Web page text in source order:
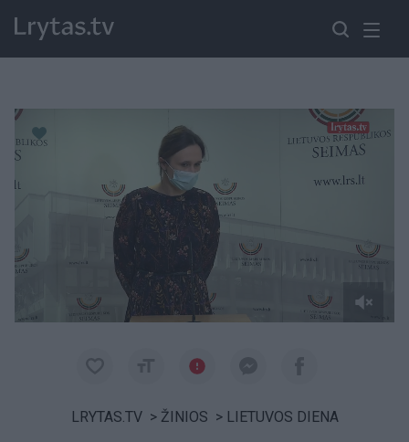
LRYTAS.TV > ŽINIOS > LIETUVOS DIENA